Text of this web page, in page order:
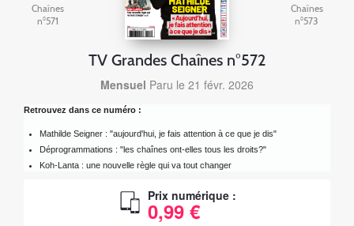
Chaînes
n°571
TV Grandes Chaînes n°572
Mensuel Paru le 21 févr. 2026
Retrouvez dans ce numéro :
Mathilde Seigner : "aujourd'hui, je fais attention à ce que je dis"
Déprogrammations : "les chaînes ont-elles tous les droits?"
Koh-Lanta : une nouvelle règle qui va tout changer
Prix numérique :
0,99 €
Chaînes
n°573